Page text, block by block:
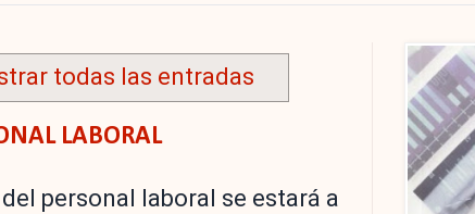
todas las entradas
LABORAL
personal laboral se estará a